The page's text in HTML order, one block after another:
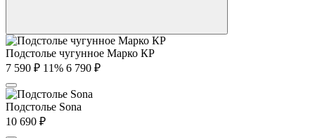
Подстолье чугунное Марко КР
7 590 ₽ 11% 6 790 ₽
Подстолье Sona
10 690 ₽